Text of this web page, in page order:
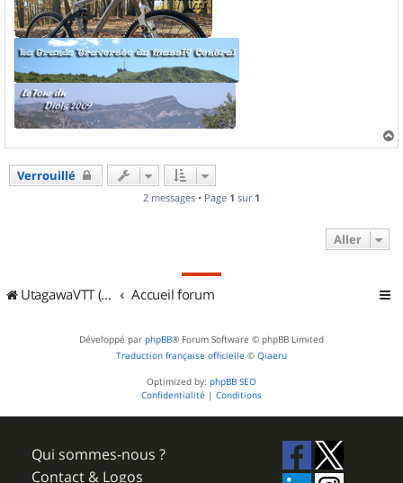
a
Verrouillé
2 messages • Page 1 sur 1
Aller
UtagawaVTT (Randos VTT et VTTAE avec traces GPS) Accueil forum
Développé par phpBB® Forum Software © phpBB Limited
Traduction française officielle © Qiaeru
Optimized by: phpBB SEO
Confidentialité | Conditions
Qui sommes-nous ?
Contact & Logos